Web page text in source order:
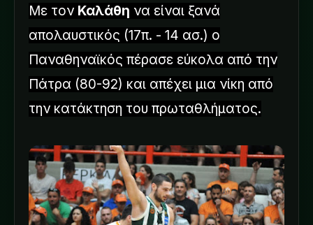
Με τον Καλάθη να είναι ξανά
απολαυστικός (17π. - 14 ασ.) ο
Παναθηναϊκός πέρασε εύκολα από την
Πάτρα (80-92) και απέχει μια νίκη από
την κατάκτηση του πρωταθλήματος.